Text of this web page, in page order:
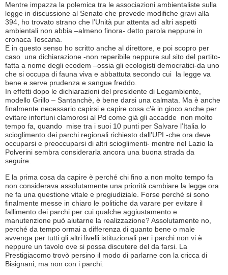
Mentre impazza la polemica tra le associazioni ambientaliste sulla
legge in discussione al Senato che prevede modifiche gravi alla
394, ho trovato strano che l’Unità pur attenta ad altri aspetti
ambientali non abbia –almeno finora- detto parola neppure in
cronaca Toscana.
E in questo senso ho scritto anche al direttore, e poi scopro per
caso una dichiarazione -non reperibile neppure sul sito del partito-
fatta a nome degli ecodem –ossia gli ecologisti democratici-da uno
che si occupa di fauna viva e abbattuta secondo cui la legge va
bene e serve prudenza e sangue freddo.
In effetti dopo le dichiarazioni del presidente di Legambiente,
modello Grillo – Santanchè, è bene darsi una calmata. Ma è anche
finalmente necessario capirsi e capire cosa c’è in gioco anche per
evitare infortuni clamorosi al Pd come già gli accadde non molto
tempo fa, quando mise tra i suoi 10 punti per Salvare l’Italia lo
scioglimento dei parchi regionali richiesto dall’UPI -che ora deve
occuparsi e preoccuparsi di altri scioglimenti- mentre nel Lazio la
Polverini sembra considerarla ancora una buona strada da
seguire.
E la prima cosa da capire è perché chi fino a non molto tempo fa
non considerava assolutamente una priorità cambiare la legge ora
ne fa una questione vitale e pregiudiziale. Forse perché si sono
finalmente messe in chiaro le politiche da varare per evitare il
fallimento dei parchi per cui qualche aggiustamento e
manutenzione può aiutarne la realizzazione? Assolutamente no,
perché da tempo ormai a differenza di quanto bene o male
avvenga per tutti gli altri livelli istituzionali per i parchi non vi è
neppure un tavolo ove si possa discutere del da farsi. La
Prestigiacomo trovò persino il modo di parlarne con la cricca di
Bisignani, ma non con i parchi.